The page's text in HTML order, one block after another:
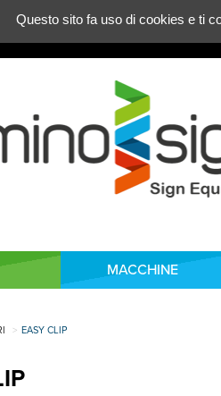
MACCHINE
EASY CLIP
dei cookie
Questo sito fa uso di cookies e ti